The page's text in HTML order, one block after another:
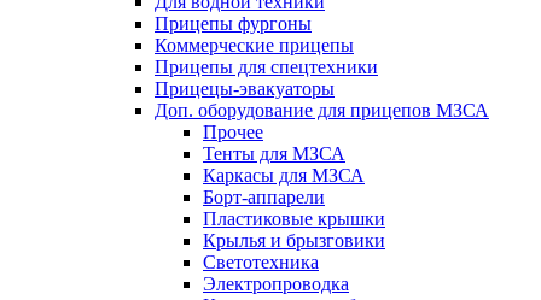
Прицепы фургоны
Коммерческие прицепы
Прицепы для спецтехники
Прицецы-эвакуаторы
Доп. оборудование для прицепов МЗСА
Прочее
Тенты для МЗСА
Каркасы для МЗСА
Борт-аппарели
Пластиковые крышки
Крылья и брызговики
Светотехника
Электропроводка